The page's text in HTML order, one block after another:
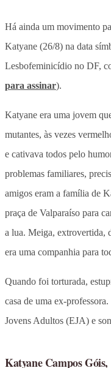
Há ainda um movimento
Katyane (26/8) na data
Lesbofeminicídio no DF,
para assinar).
Katyane era uma jovem
mutantes, às vezes
e cativava todos pelo
problemas familiares,
amigos eram a família de
praça de Valparaíso para
a lua. Meiga, extrovertida,
era uma companhia para
Quando foi torturada,
casa de uma ex-
Jovens Adultos (EJA) e
Katyane Campos Góis,